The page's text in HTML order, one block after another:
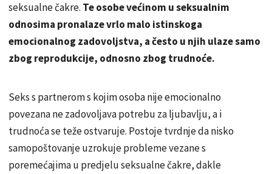
seksualne čakre. Te osobe većinom u seksualnim
odnosima pronalaze vrlo malo istinskoga
emocionalnog zadovoljstva, a često u njih ulaze samo
zbog reprodukcije, odnosno zbog trudnoće.
Seks s partnerom s kojim osoba nije emocionalno
povezana ne zadovoljava potrebu za ljubavlju, a i
trudnoća se teže ostvaruje. Postoje tvrdnje da nisko
samopoštovanje uzrokuje probleme vezane s
poremećajima u predjelu seksualne čakre, dakle